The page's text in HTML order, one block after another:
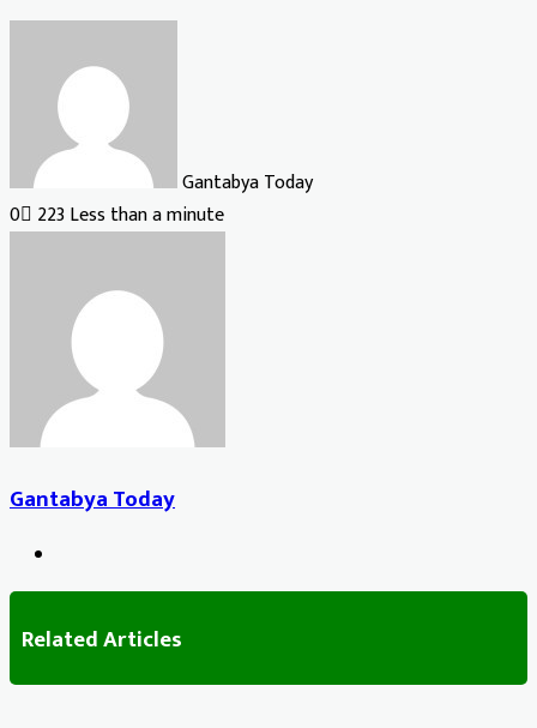
Gantabya Today
0 223 Less than a minute
Gantabya Today
Related Articles